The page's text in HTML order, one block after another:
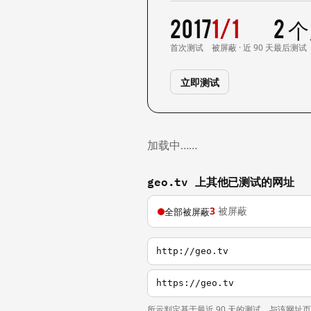
2017
首次测试
1/1
被屏蔽 · 近 90 天
2
最后测试
立即测试
加载中……
geo.tv 上其他已测试的网址
全部被屏蔽3 被屏蔽
http://geo.tv
https://geo.tv